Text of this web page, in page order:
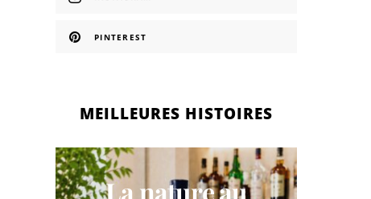
PINTEREST
MEILLEURES HISTOIRES
La nature au